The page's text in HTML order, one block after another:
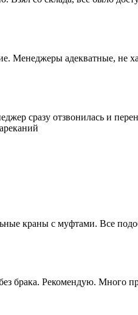
Менеджеры адекватные,
сразу отзвонилась и
краны с муфтами. Все
брака. Рекомендую.